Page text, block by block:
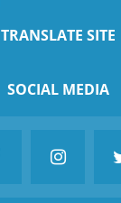
TRANSLATE SITE
SOCIAL MEDIA